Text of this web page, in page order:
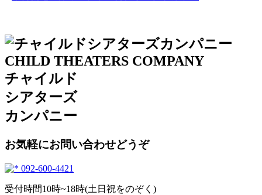
チャイルド
シアターズ
カンパニー
お気軽にお問い合わせどうぞ
092-600-4421
受付時間10時~18時(土日祝をのぞく)